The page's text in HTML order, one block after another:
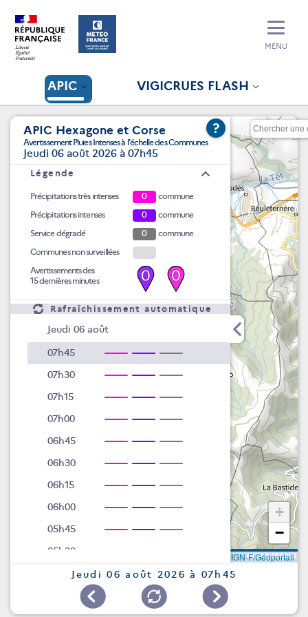
APIC VIGICRUES FLASH
MENU
APIC Hexagone et Corse
Avertissement Pluies Intenses à l'échelle des Communes
Jeudi 06 août 2026 à 07h45
?
Légende
Précipitations très intenses 0
commune
Précipitations intenses
0
commune
Service dégradé
0
commune
Communes non surveillées
Avertissements des
15 dernières minutes
0 0
Rafraîchissement automatique
Jeudi 06 août
07h45
07h30
07h15
07h00
06h45
06h30
06h15
06h00
05h45
05h30
05h15
+
−
IGN-F/Géoportail
Jeudi 06 août 2026 à 07h45